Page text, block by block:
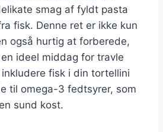
smag af fyldt pasta
fisk. Denne ret er ikke kun
også hurtig at forberede,
ideel middag for travle
fisk i din tortellini
til omega-3 fedtsyrer, som
sund kost.